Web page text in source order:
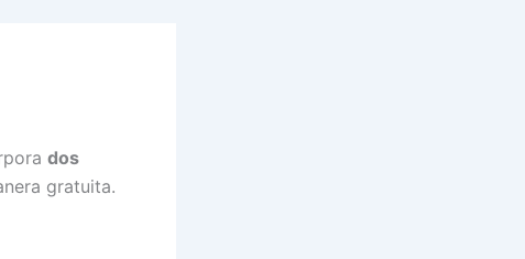
dos
gratuita.